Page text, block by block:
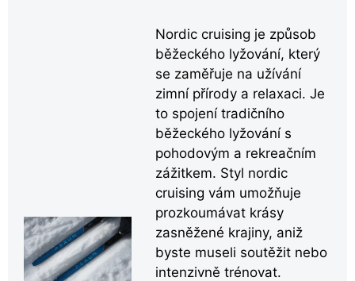
Nordic cruising je způsob
běžeckého lyžování, který
se zaměřuje na užívání
zimní přírody a relaxaci. Je
to spojení tradičního
běžeckého lyžování s
pohodovým a rekreačním
zážitkem. Styl nordic
cruising vám umožňuje
prozkoumávat krásy
zasněžené krajiny, aniž
byste museli soutěžit nebo
intenzivně trénovat.